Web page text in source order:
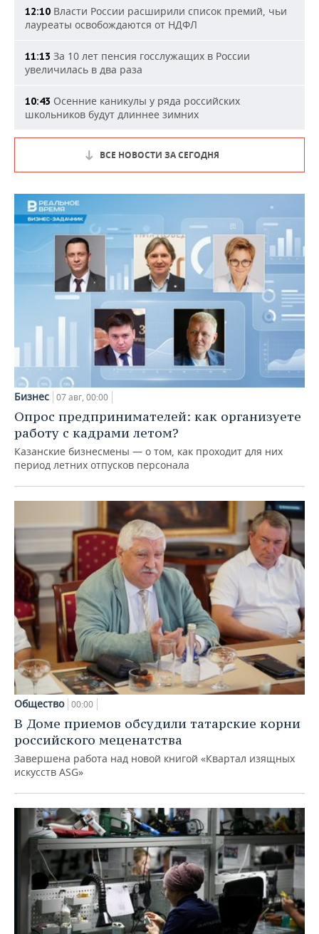
12:10 Власти России расширили список премий, чьи
лауреаты освобождаются от НДФЛ
11:13 За 10 лет пенсия госслужащих в России
увеличилась в два раза
10:43 Осенние каникулы у ряда российских
школьников будут длиннее зимних
ВСЕ НОВОСТИ ЗА СЕГОДНЯ
Бизнес 07 авг, 00:00
Опрос предпринимателей: как организуете
работу с кадрами летом?
Казанские бизнесмены — о том, как проходит для них
период летних отпусков персонала
Общество 00:00
В Доме приемов обсудили татарские корни
российского меценатства
Завершена работа над новой книгой «Квартал изящных
искусств ASG»